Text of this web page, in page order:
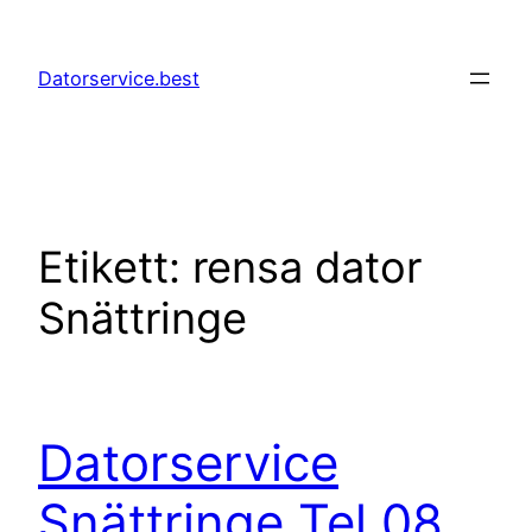
innehåll
Datorservice.best
Etikett: rensa dator
Snättringe
Datorservice